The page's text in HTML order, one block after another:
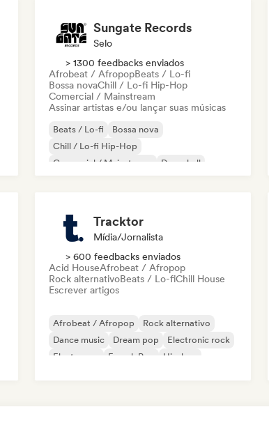
Sungate Records
Selo
> 1300 feedbacks enviados
Afrobeat / AfropopBeats / Lo-fi
Bossa novaChill / Lo-fi Hip-Hop
Comercial / Mainstream
Assinar artistas e/ou lançar suas músicas
Beats / Lo-fi
Bossa nova
Chill / Lo-fi Hip-Hop
Comercial / Mainstream
Dancehall
Tracktor
Mídia/Jornalista
> 600 feedbacks enviados
Acid HouseAfrobeat / Afropop
Rock alternativoBeats / Lo-fiChill House
Escrever artigos
Afrobeat / Afropop
Rock alternativo
Dance music
Dream pop
Electronic rock
Electropop
French Pop Hip-hop